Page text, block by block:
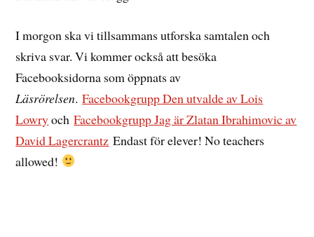
I morgon ska vi tillsammans utforska samtalen och
skriva svar. Vi kommer också att besöka
Facebooksidorna som öppnats av
Läsrörelsen.Facebookgrupp Den utvalde av Lois
LowryochFacebookgrupp Jag är Zlatan Ibrahimovic av
David Lagercrantz Endast för elever! No teachers
allowed!